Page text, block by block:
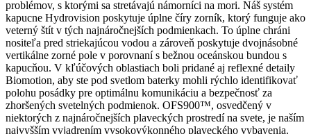
problémov, s ktorými sa stretávajú námorníci na mori. Náš systém
kapucne Hydrovision poskytuje úplne číry zorník, ktorý funguje ako
veterný štít v tých najnáročnejších podmienkach. To úplne chráni
nositeľa pred striekajúcou vodou a zároveň poskytuje dvojnásobné
vertikálne zorné pole v porovnaní s bežnou oceánskou bundou s
kapucňou. V kľúčových oblastiach boli pridané aj reflexné detaily
Biomotion, aby ste pod svetlom baterky mohli rýchlo identifikovať
polohu posádky pre optimálnu komunikáciu a bezpečnosť za
zhoršených svetelných podmienok. OFS900™, osvedčený v
niektorých z najnáročnejších plaveckých prostredí na svete, je naším
najvyšším vyjadrením vysokovýkonného plaveckého vybavenia.